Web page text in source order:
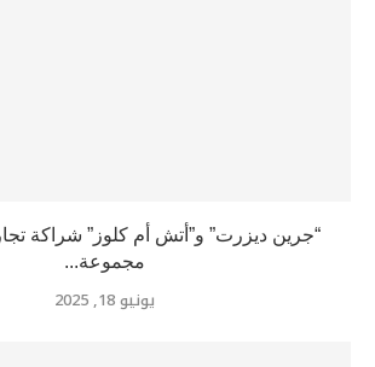
“جرين ديزرت” و”أتش أم كلوز” شراكة
مجموعة...
يونيو 18, 2025